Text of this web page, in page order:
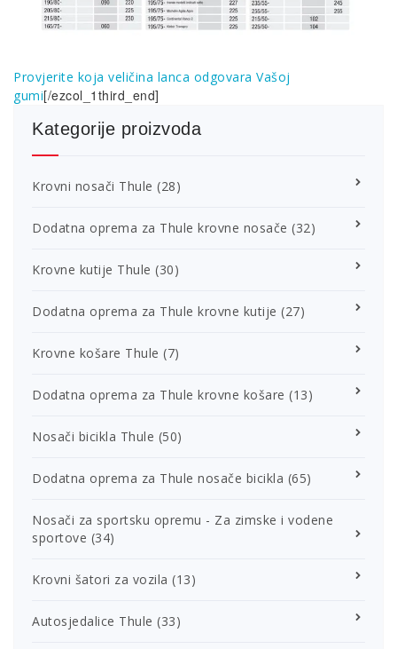
Provjerite koja veličina lanca odgovara Vašoj
gumi[/ezcol_1third_end]
Kategorije proizvoda
Krovni nosači Thule (28)
Dodatna oprema za Thule krovne nosače (32)
Krovne kutije Thule (30)
Dodatna oprema za Thule krovne kutije (27)
Krovne košare Thule (7)
Dodatna oprema za Thule krovne košare (13)
Nosači bicikla Thule (50)
Dodatna oprema za Thule nosače bicikla (65)
Nosači za sportsku opremu - Za zimske i vodene
sportove (34)
Krovni šatori za vozila (13)
Autosjedalice Thule (33)